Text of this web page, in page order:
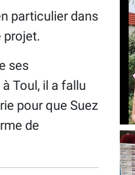
particulier dans
projet.
ses
Toul, il a fallu
pour que Suez
de